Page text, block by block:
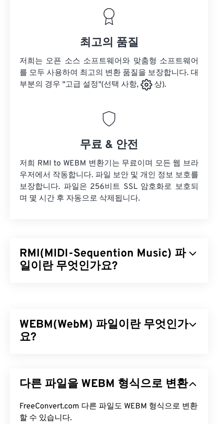
최고의 품질
저희는 오픈 소스 소프트웨어와 맞춤형 소프트웨어
를 모두 사용하여 최고의 변환 품질을 보장합니다. 대
부분의 경우 "고급 설정"(선택 사항,
상).
무료 & 안전
저희 RMI to WEBM 변환기는 무료이며 모든 웹 브라
우저에서 작동합니다. 파일 보안 및 개인 정보 보호를
보장합니다. 파일은 256비트 SSL 암호화로 보호되
며 몇 시간 후 자동으로 삭제됩니다.
RMI(MIDI-Sequention Music) 파
일이란 무엇인가요?
이너 내에서 RMI 파일은 명령어를 제공하고 주석을
저장하는 역할을 합니다. 또한, RMI 파일은 오디오
RMI 파일을 여는 데 가장 적합한 프로그램은
WEBM(WebM) 파일이란 무엇인가
요?
되었습니다. 챕터, 캡션, 자막, 메타데이터 태그, 스트
플레이어를 지원합니다. WEBM은 비디오 스트림을
VP8또는VP9코덱으로, 오디오 스트림을
다른 파일을 WEBM 형식으로 변환
FreeConvert.com 다른 파일도 WEBM 형식으로 변환
할 수 있습니다.